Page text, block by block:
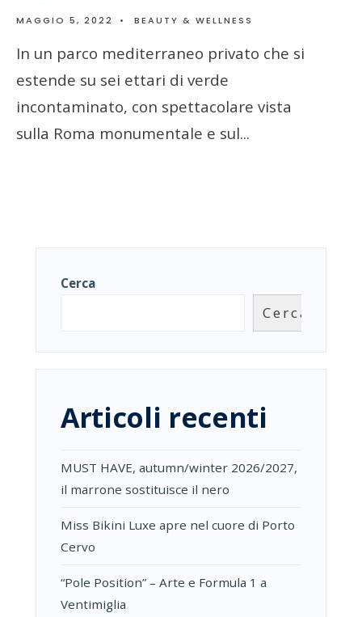
MAGGIO 5, 2022 • BEAUTY & WELLNESS
In un parco mediterraneo privato che si
estende su sei ettari di verde
incontaminato, con spettacolare vista
sulla Roma monumentale e sul...
Cerca
Cerca
Articoli recenti
MUST HAVE, autumn/winter 2026/2027,
il marrone sostituisce il nero
Miss Bikini Luxe apre nel cuore di Porto
Cervo
“Pole Position” – Arte e Formula 1 a
Ventimiglia